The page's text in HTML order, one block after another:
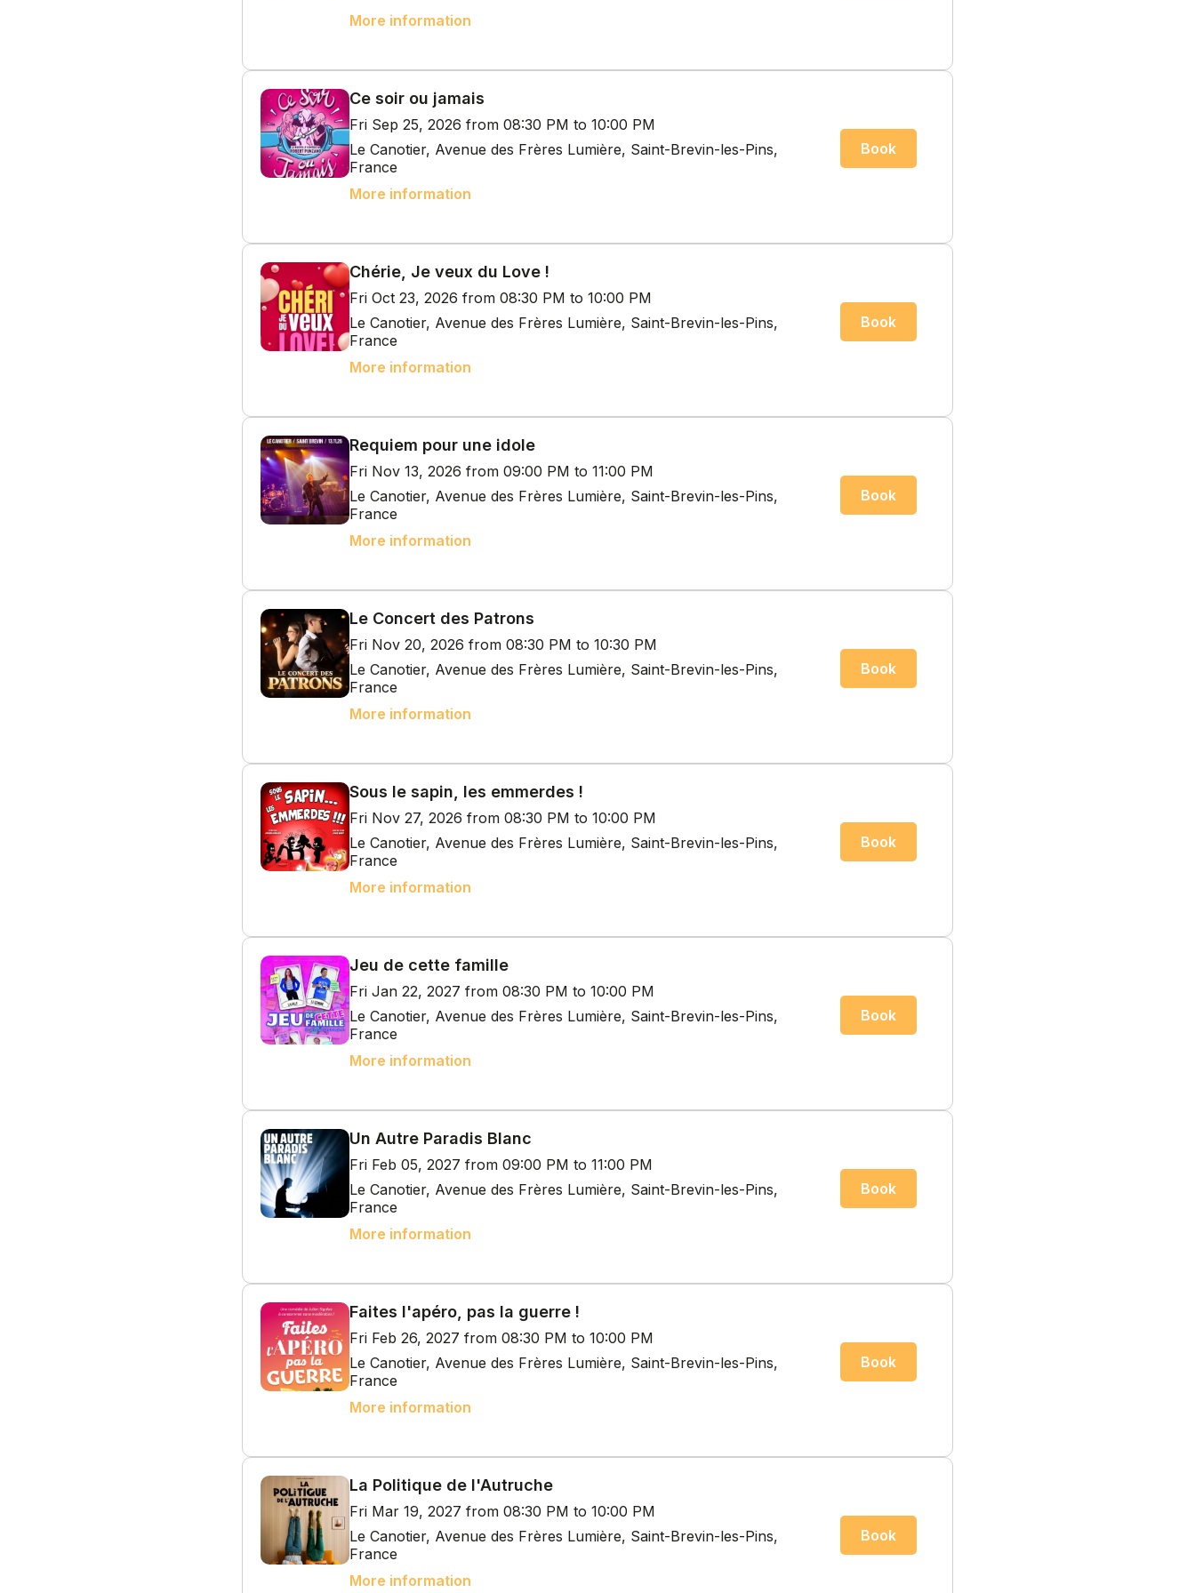
More information
Ce soir ou jamais
Fri Sep 25, 2026 from 08:30 PM to 10:00 PM
Le Canotier, Avenue des Frères Lumière, Saint-Brevin-les-Pins,
France
More information
Book
Chérie, Je veux du Love !
Fri Oct 23, 2026 from 08:30 PM to 10:00 PM
Le Canotier, Avenue des Frères Lumière, Saint-Brevin-les-Pins,
France
More information
Book
Requiem pour une idole
Fri Nov 13, 2026 from 09:00 PM to 11:00 PM
Le Canotier, Avenue des Frères Lumière, Saint-Brevin-les-Pins,
France
More information
Book
Le Concert des Patrons
Fri Nov 20, 2026 from 08:30 PM to 10:30 PM
Le Canotier, Avenue des Frères Lumière, Saint-Brevin-les-Pins,
France
More information
Book
Sous le sapin, les emmerdes !
Fri Nov 27, 2026 from 08:30 PM to 10:00 PM
Le Canotier, Avenue des Frères Lumière, Saint-Brevin-les-Pins,
France
More information
Book
Jeu de cette famille
Fri Jan 22, 2027 from 08:30 PM to 10:00 PM
Le Canotier, Avenue des Frères Lumière, Saint-Brevin-les-Pins,
France
More information
Book
Un Autre Paradis Blanc
Fri Feb 05, 2027 from 09:00 PM to 11:00 PM
Le Canotier, Avenue des Frères Lumière, Saint-Brevin-les-Pins,
France
More information
Book
Faites l'apéro, pas la guerre !
Fri Feb 26, 2027 from 08:30 PM to 10:00 PM
Le Canotier, Avenue des Frères Lumière, Saint-Brevin-les-Pins,
France
More information
Book
La Politique de l'Autruche
Fri Mar 19, 2027 from 08:30 PM to 10:00 PM
Le Canotier, Avenue des Frères Lumière, Saint-Brevin-les-Pins,
France
More information
Book